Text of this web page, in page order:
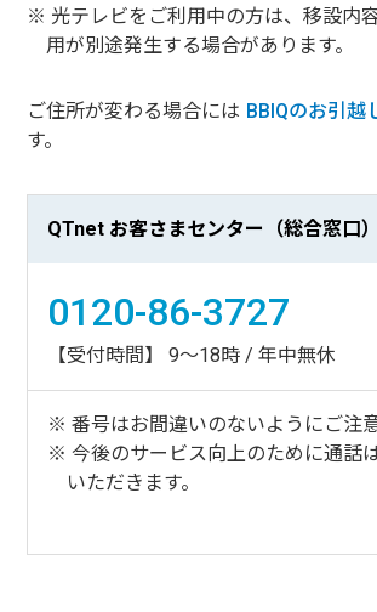
光テレビをご利用中の方は、移設内
用が別途発生する場合があります。
ご住所が変わる場合には BBIQのお引越
す。
QTnet お客さまセンター（総合窓口）
0120-86-3727
【受付時間】 9～18時 / 年中無休
番号はお間違いのないようにご注
今後のサービス向上のために通話
いただきます。